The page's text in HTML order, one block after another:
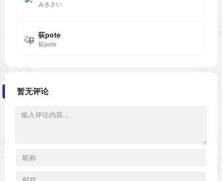
みきさい
荻pote
荻pote
暂无评论